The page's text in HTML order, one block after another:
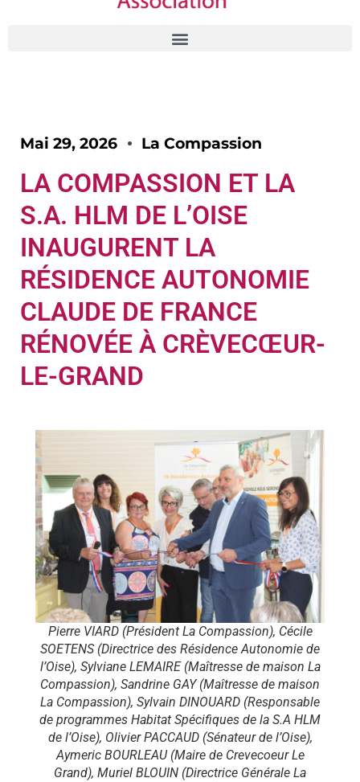
Mai 29, 2026 La Compassion
LA COMPASSION ET LA
S.A. HLM DE L’OISE
INAUGURENT LA
RÉSIDENCE AUTONOMIE
CLAUDE DE FRANCE
RÉNOVÉE À CRÈVECŒUR-
LE-GRAND
Pierre VIARD (Président La Compassion), Cécile
SOETENS (Directrice des Résidence Autonomie de
l’Oise), Sylviane LEMAIRE (Maîtresse de maison La
Compassion), Sandrine GAY (Maîtresse de maison
La Compassion), Sylvain DINOUARD (Responsable
de programmes Habitat Spécifiques de la S.A HLM
de l’Oise), Olivier PACCAUD (Sénateur de l’Oise),
Aymeric BOURLEAU (Maire de Crevecoeur Le
Grand), Muriel BLOUIN (Directrice Générale La